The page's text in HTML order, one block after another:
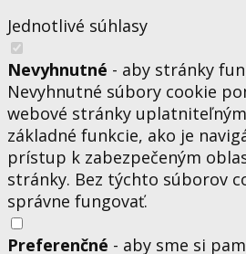
Jednotlivé súhlasy
Nevyhnutné - aby stránky
Nevyhnutné súbory cookie
webové stránky
základné funkcie, ako je
prístup k zabezpečeným
stránky. Bez týchto súborov
správne fungovať.
Preferenčné - aby sme si